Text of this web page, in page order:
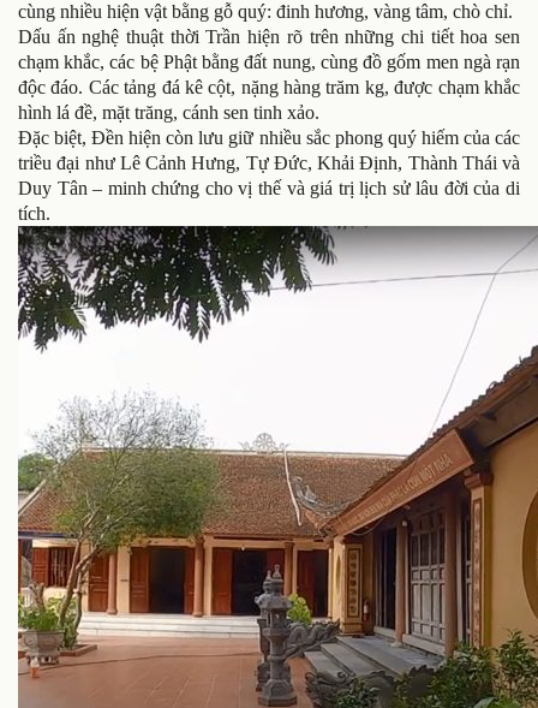
cùng nhiều hiện vật bằng gỗ quý: đinh hương, vàng tâm, chò chỉ.
Dấu ấn nghệ thuật thời Trần hiện rõ trên những chi tiết hoa sen
chạm khắc, các bệ Phật bằng đất nung, cùng đồ gốm men ngà rạn
độc đáo. Các tảng đá kê cột, nặng hàng trăm kg, được chạm khắc
hình lá đề, mặt trăng, cánh sen tinh xảo.
Đặc biệt, Đền hiện còn lưu giữ nhiều sắc phong quý hiếm của các
triều đại như Lê Cảnh Hưng, Tự Đức, Khải Định, Thành Thái và
Duy Tân – minh chứng cho vị thế và giá trị lịch sử lâu đời của di
tích.